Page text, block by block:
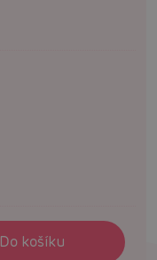
Do košíku